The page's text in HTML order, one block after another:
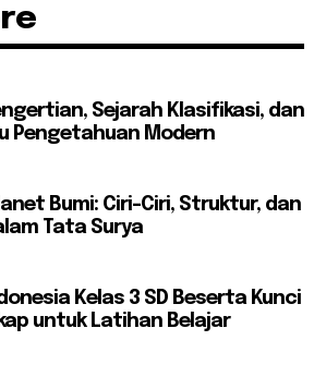
Sejarah Klasifikasi, dan
Pengetahuan Modern
Bumi: Ciri-Ciri, Struktur, dan
Tata Surya
Kelas 3 SD Beserta Kunci
untuk Latihan Belajar